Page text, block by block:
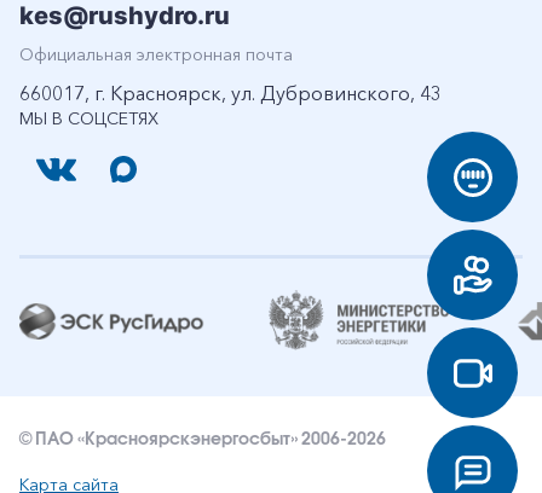
МЫ В СОЦСЕТЯХ
kes@rushydro.ru
Официальная электронная почта
660017, г. Красноярск, ул. Дубровинского, 43
© ПАО «Красноярскэнергосбыт» 2006-2026
Карта сайта